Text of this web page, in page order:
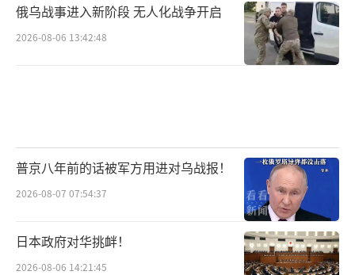
俄乌战事进入新阶段 无人化战争开启
2026-08-06 13:42:48
普京八年前的话被军方用进对乌战报！
2026-08-07 07:54:37
日本政府对华挑衅！
2026-08-06 14:21:45